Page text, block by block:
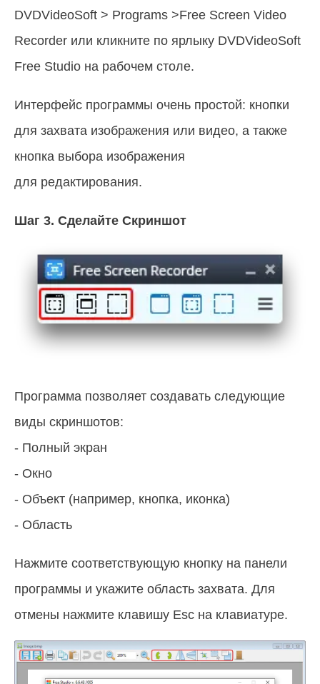
DVDVideoSoft > Programs >Free Screen Video
Recorder или кликните по ярлыку DVDVideoSoft
Free Studio на рабочем столе.
Интерфейс программы очень простой: кнопки
для захвата изображения или видео, а также
кнопка выбора изображения
для редактирования.
Шаг 3. Сделайте Скриншот
Программа позволяет создавать следующие
виды скриншотов:
- Полный экран
- Окно
- Объект (например, кнопка, иконка)
- Область
Нажмите соответствующую кнопку на панели
программы и укажите область захвата. Для
отмены нажмите клавишу Esc на клавиатуре.